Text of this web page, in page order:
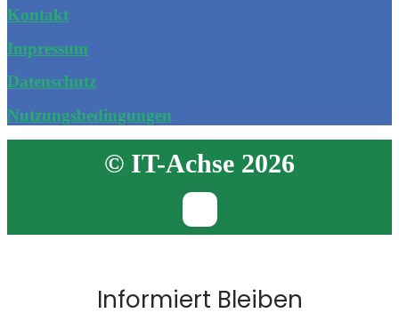
Kontakt
Impressum
Datenschutz
Nutzungsbedingungen
© IT-Achse 2026
Informiert Bleiben